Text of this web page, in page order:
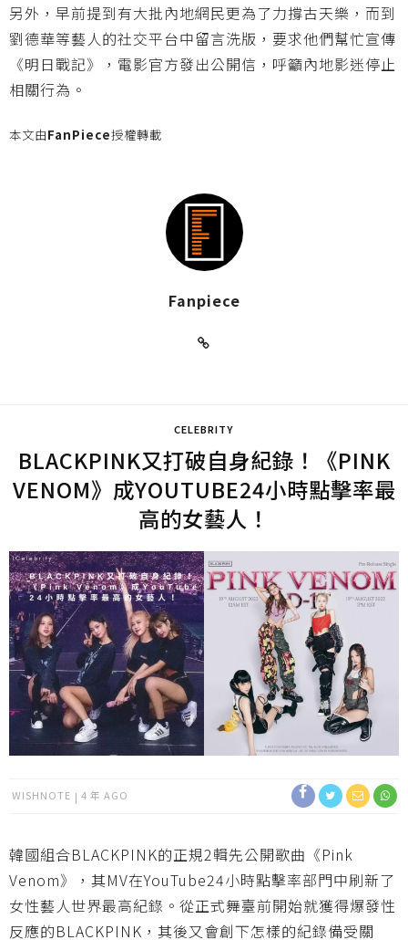
另外，早前提到有大批內地網民更為了力撐古天樂，而到
劉德華等藝人的社交平台中留言洗版，要求他們幫忙宣傳
《明日戰記》，電影官方發出公開信，呼籲內地影迷停止
相關行為。
本文由FanPiece授權轉載
Fanpiece
CELEBRITY
BLACKPINK又打破自身紀錄！《PINK
VENOM》成YOUTUBE24小時點擊率最
高的女藝人！
WISHNOTE 4 年 AGO
韓國組合BLACKPINK的正規2輯先公開歌曲《Pink
Venom》，其MV在YouTube24小時點擊率部門中刷新了
女性藝人世界最高紀錄。從正式舞臺前開始就獲得爆發性
反應的BLACKPINK，其後又會創下怎樣的紀錄備受關